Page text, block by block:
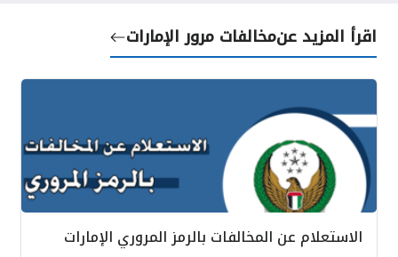
اقرأ المزيد عنمخالفات مرور الإمارات
الاستعلام عن المخالفات بالرمز المروري الإمارات